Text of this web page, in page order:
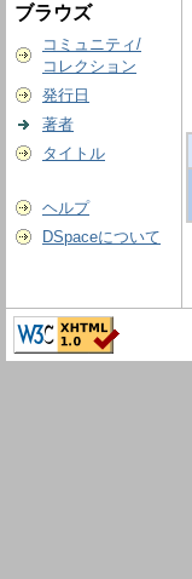
ブラウズ
コミュニティ/
コレクション
発行日
著者
タイトル
ヘルプ
DSpaceについて